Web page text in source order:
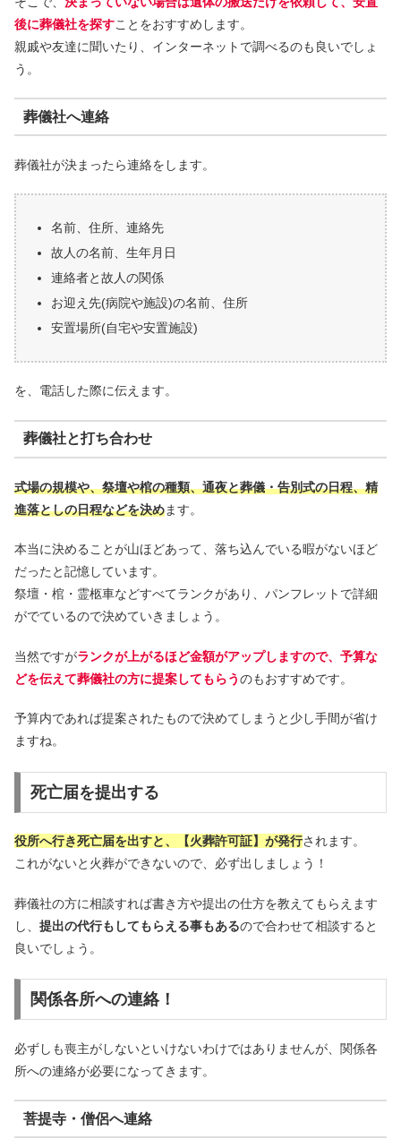
後に葬儀社を探すことをおすすめします。
親戚や友達に聞いたり、インターネットで調べるのも良いでしょ
う。
葬儀社へ連絡
葬儀社が決まったら連絡をします。
名前、住所、連絡先
故人の名前、生年月日
連絡者と故人の関係
お迎え先(病院や施設)の名前、住所
安置場所(自宅や安置施設)
を、電話した際に伝えます。
葬儀社と打ち合わせ
式場の規模や、祭壇や棺の種類、通夜と葬儀・告別式の日程、精
進落としの日程などを決めます。
本当に決めることが山ほどあって、落ち込んでいる暇がないほど
だったと記憶しています。
祭壇・棺・霊柩車などすべてランクがあり、パンフレットで詳細
がでているので決めていきましょう。
当然ですがランクが上がるほど金額がアップしますので、予算な
どを伝えて葬儀社の方に提案してもらうのもおすすめです。
予算内であれば提案されたもので決めてしまうと少し手間が省け
ますね。
死亡届を提出する
役所へ行き死亡届を出すと、【火葬許可証】が発行されます。
これがないと火葬ができないので、必ず出しましょう！
葬儀社の方に相談すれば書き方や提出の仕方を教えてもらえます
し、 提出の代行もしてもらえる事もあるので合わせて相談すると
良いでしょう。
関係各所への連絡！
必ずしも喪主がしないといけないわけではありませんが、関係各
所への連絡が必要になってきます。
菩提寺・僧侶へ連絡